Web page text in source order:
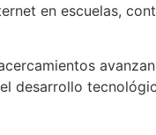
en escuelas,
desarrollo